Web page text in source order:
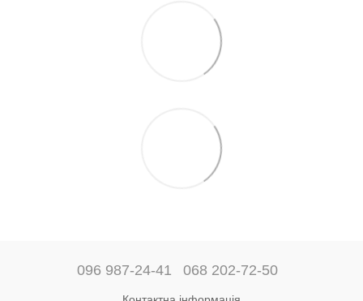
096 987-24-41 068 202-72-50